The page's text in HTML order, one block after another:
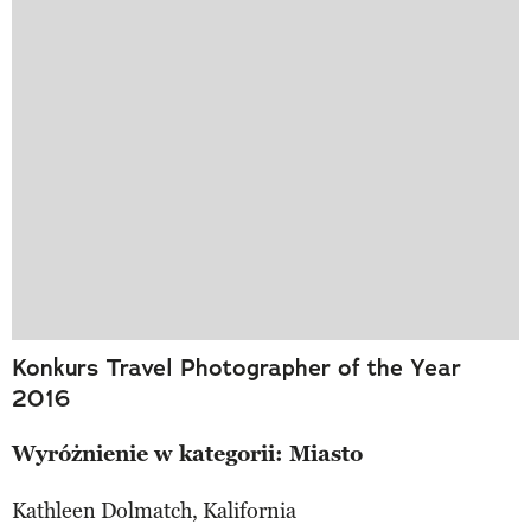
Konkurs Travel Photographer of the Year
2016
Wyróżnienie w kategorii: Miasto
Kathleen Dolmatch, Kalifornia